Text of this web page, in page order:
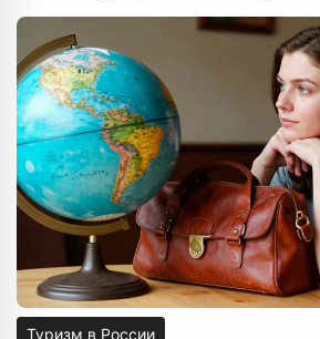
Туризм в России